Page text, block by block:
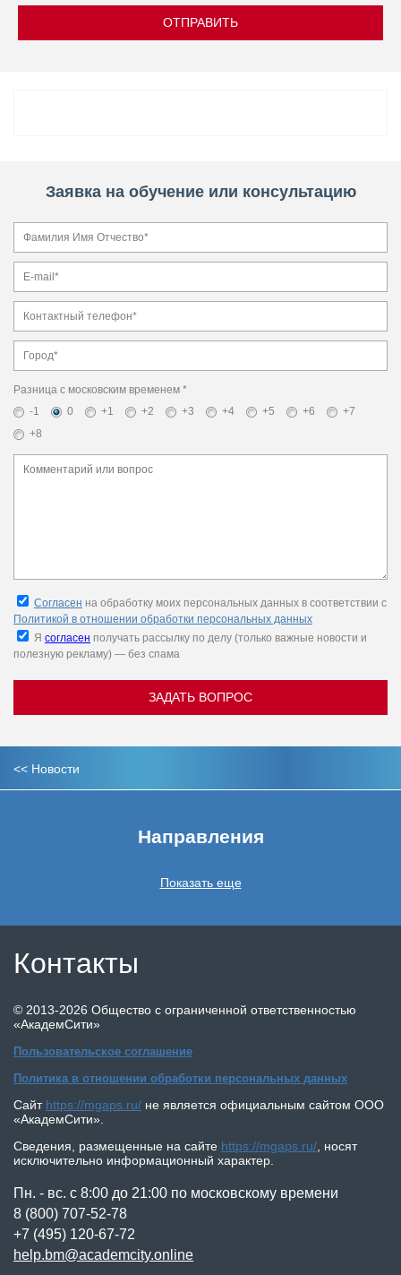
ОТПРАВИТЬ
Заявка на обучение или консультацию
Разница с московским временем *
-1
0 +1 +2 +3 +4 +5 +6
+7
+8
Согласен на обработку моих персональных данных в соответствии с
Политикой в отношении обработки персональных данных
Я согласен получать рассылку по делу (только важные новости и
полезную рекламу) — без спама
ЗАДАТЬ ВОПРОС
<< Новости
Направления
Показать еще
Контакты
© 2013-2026 Общество с ограниченной ответственностью
«АкадемСити»
Пользовательское соглашение
Политика в отношении обработки персональных данных
Сайт https://mgaps.ru/ не является официальным сайтом ООО
«АкадемСити»
Сведения, размещенные на сайте https://mgaps.ru/ носят
исключительно информационный характер.
Пн. - вс. с 8:00 до 21:00 по московскому времени
8 (800) 707-52-78
+7 (495) 120-67-72
help.bm@academcity.online